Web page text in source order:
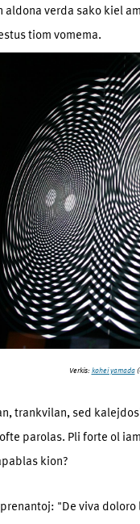
verda sako kiel
tiom vomema.
Verkis:kohei yamada
trankvilan, sed
parolas. Pli forte ol
kion?
"De viva